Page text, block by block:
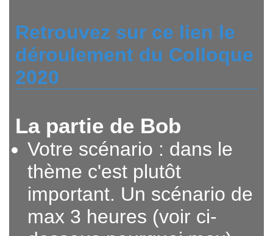
Retrouvez sur ce lien le
déroulement du Colloque
2020
La partie de Bob
Votre scénario : dans le
thème c'est plutôt
important. Un scénario de
max 3 heures (voir ci-